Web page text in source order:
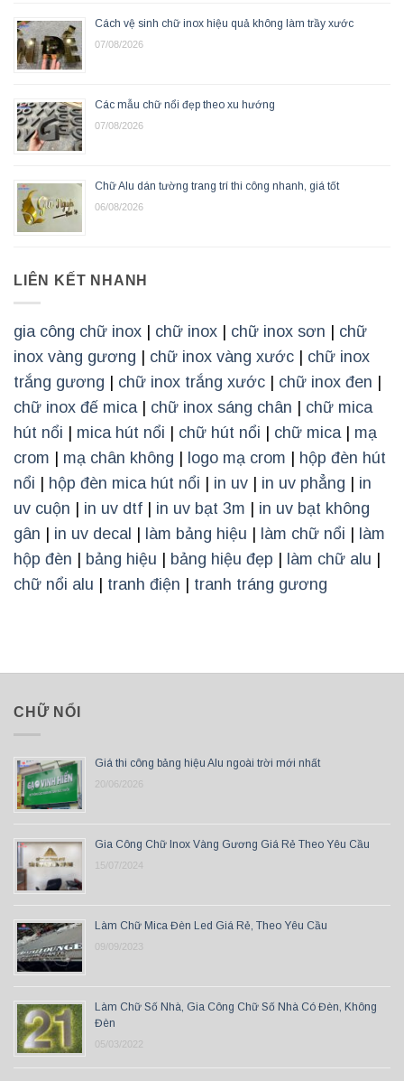
Cách vệ sinh chữ inox hiệu quả không làm trầy xước
07/08/2026
Các mẫu chữ nổi đẹp theo xu hướng
07/08/2026
Chữ Alu dán tường trang trí thi công nhanh, giá tốt
06/08/2026
LIÊN KẾT NHANH
gia công chữ inox | chữ inox | chữ inox sơn | chữ
inox vàng gương | chữ inox vàng xước | chữ inox
trắng gương | chữ inox trắng xước | chữ inox đen |
chữ inox đế mica | chữ inox sáng chân | chữ mica
hút nổi | mica hút nổi | chữ hút nổi | chữ mica | mạ
crom | mạ chân không | logo mạ crom | hộp đèn hút
nổi | hộp đèn mica hút nổi | in uv | in uv phẳng | in
uv cuộn | in uv dtf | in uv bạt 3m | in uv bạt không
gân | in uv decal | làm bảng hiệu | làm chữ nổi | làm
hộp đèn | bảng hiệu | bảng hiệu đẹp | làm chữ alu |
chữ nổi alu | tranh điện | tranh tráng gương
CHỮ NỔI
Giá thi công bảng hiệu Alu ngoài trời mới nhất
20/06/2026
Gia Công Chữ Inox Vàng Gương Giá Rẻ Theo Yêu Cầu
15/07/2024
Làm Chữ Mica Đèn Led Giá Rẻ, Theo Yêu Cầu
09/09/2023
Làm Chữ Số Nhà, Gia Công Chữ Số Nhà Có Đèn, Không
Đèn
05/03/2022